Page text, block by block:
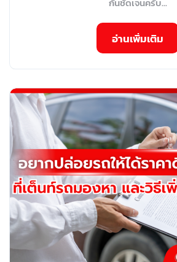
อ่านเพิ่มเติม